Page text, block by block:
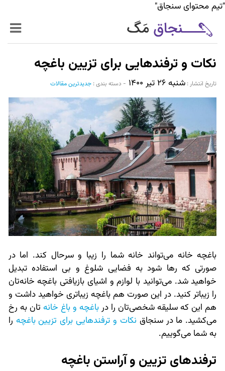
"تیم محتوای سنجاق"
زنده‌تر
حرفه‌ای‌تر
سیر تا پیاز خدمات
World Mag
بازار آنلاین سنجاق
نکات و ترفندهایی برای تزیین باغچه
تاریخ انتشار :‌ شنبه ۲۶ تیر ۱۴۰۰ - دسته بندی : جدیدترین مقالات
باغچه خانه می‌تواند خانه شما را زیبا و سرحال کند. اما در
صورتی که رها شود به فضایی شلوغ و بی استفاده تبدیل
خواهید شد. می‌توانید با لوازم و اشیای بازیافتی باغچه خانه‌تان
را زیباتر کنید. در این صورت هم باغچه زیباتری خواهید داشت و
هم این که سلیقه شخصی‌تان را در باغچه و باغ خانه تان به رخ
می‌کشید. ما در سنجاق نکات و ترفندهایی برای تزیین باغچه را
به شما می‌گوییم.
ترفندهای تزیین و آراستن باغچه